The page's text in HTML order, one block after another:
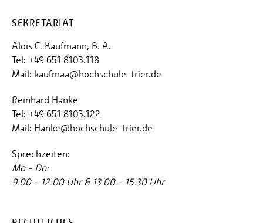
SEKRETARIAT
Alois C. Kaufmann, B. A.
Tel: +49 651 8103.118
Mail: kaufmaa@hochschule-trier.de
Reinhard Hanke
Tel: +49 651 8103.122
Mail: Hanke@hochschule-trier.de
Sprechzeiten:
Mo - Do:
9:00 - 12:00 Uhr & 13:00 - 15:30 Uhr